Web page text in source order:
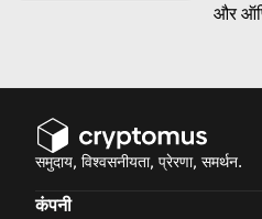
और
समुदाय, विश्वसनीयता, प्रेरणा, समर्थन.
कंपनी